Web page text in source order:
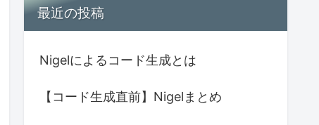
最近の投稿
Nigelによるコード生成とは
【コード生成直前】Nigelまとめ